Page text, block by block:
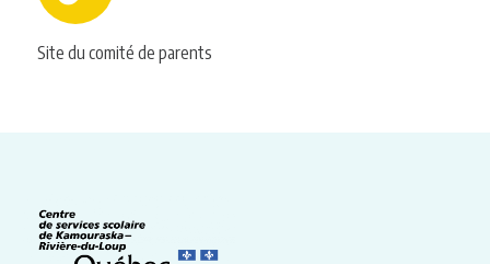
Site du comité de parents